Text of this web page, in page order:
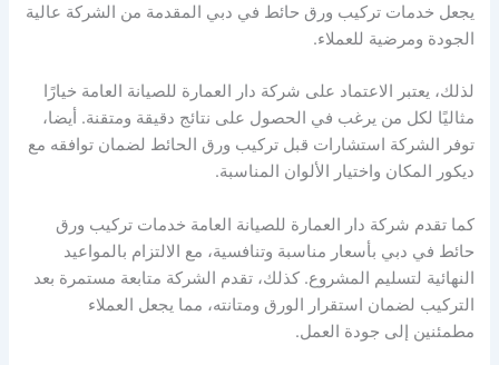
يجعل خدمات تركيب ورق حائط في دبي المقدمة من الشركة عالية
الجودة ومرضية للعملاء.
لذلك، يعتبر الاعتماد على شركة دار العمارة للصيانة العامة خيارًا
مثاليًا لكل من يرغب في الحصول على نتائج دقيقة ومتقنة. أيضا،
توفر الشركة استشارات قبل تركيب ورق الحائط لضمان توافقه مع
ديكور المكان واختيار الألوان المناسبة.
كما تقدم شركة دار العمارة للصيانة العامة خدمات تركيب ورق
حائط في دبي بأسعار مناسبة وتنافسية، مع الالتزام بالمواعيد
النهائية لتسليم المشروع. كذلك، تقدم الشركة متابعة مستمرة بعد
التركيب لضمان استقرار الورق ومتانته، مما يجعل العملاء
مطمئنين إلى جودة العمل.